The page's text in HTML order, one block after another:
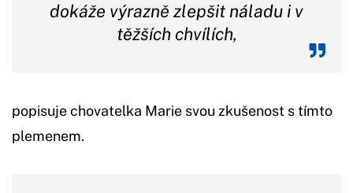
dokáže výrazně zlepšit náladu i v
těžších chvílích,
popisuje chovatelka Marie svou zkušenost s tímto
plemenem.